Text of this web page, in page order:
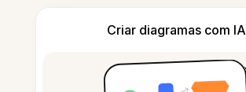
Criar diagramas com IA